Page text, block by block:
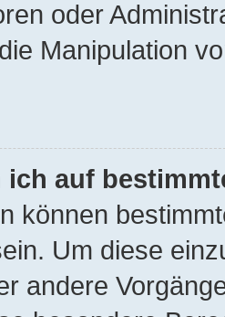
oder
Manipulation
ich auf
können
Um diese
andere